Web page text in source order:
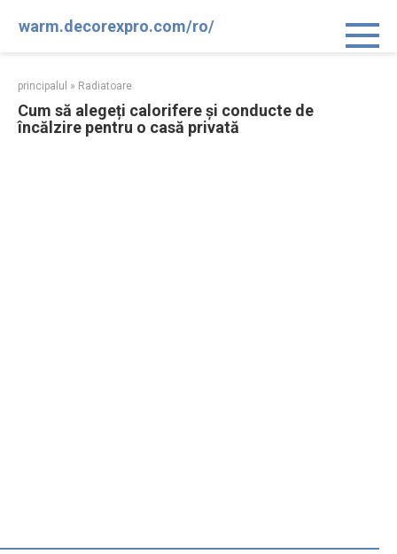
warm.decorexpro.com/ro/
principalul » Radiatoare
Cum să alegeți calorifere și conducte de
încălzire pentru o casă privată